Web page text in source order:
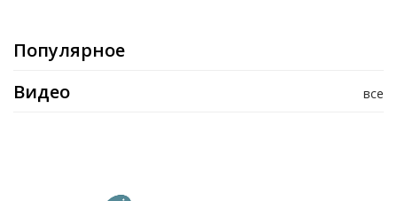
Популярное
все
Видео